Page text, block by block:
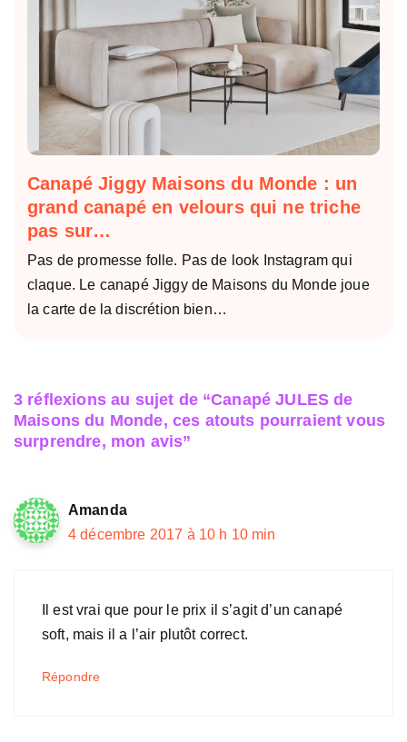
Canapé Jiggy Maisons du Monde : un
grand canapé en velours qui ne triche
pas sur…
Pas de promesse folle. Pas de look Instagram qui
claque. Le canapé Jiggy de Maisons du Monde joue
la carte de la discrétion bien…
3 réflexions au sujet de “Canapé JULES de
Maisons du Monde, ces atouts pourraient vous
surprendre, mon avis”
Amanda
4 décembre 2017 à 10 h 10 min
Il est vrai que pour le prix il s’agit d’un canapé
soft, mais il a l’air plutôt correct.
Répondre